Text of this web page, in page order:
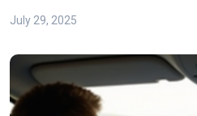
July 29, 2025